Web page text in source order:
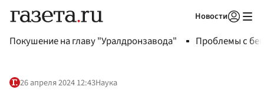
Новости
Покушение на главу "Уралдронзавода" Проблемы с
26 апреля 2024 12:43Наука